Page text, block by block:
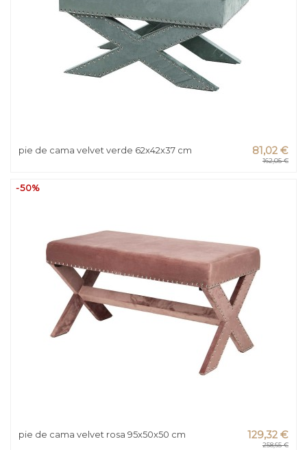
pie de cama velvet verde 62x42x37 cm 81,02 €
162,05 €
-50%
pie de cama velvet rosa 95x50x50 cm 129,32 €
258,65 €